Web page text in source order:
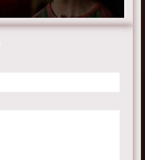
пк или телевизоре на сайте